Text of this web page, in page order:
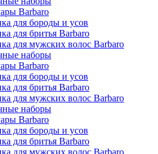
Barbaro
для бороды и усов
для бритья Barbaro
для мужских волос Barbaro
наборы
Barbaro
для бороды и усов
для бритья Barbaro
для мужских волос Barbaro
наборы
Barbaro
для бороды и усов
для бритья Barbaro
для мужских волос Barbaro